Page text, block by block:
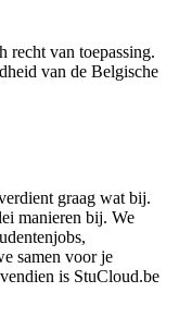
recht van toepassing.
van de Belgische
graag wat bij.
manieren bij. We
samen voor je
is StuCloud.be